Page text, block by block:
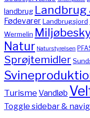
landbrug Landbrug
FødevarerLandbrugsjord
Wermelin
Natur Naturstyrelsen
Sprøjtemidler
TurismeVandløb
Toggle sidebar &